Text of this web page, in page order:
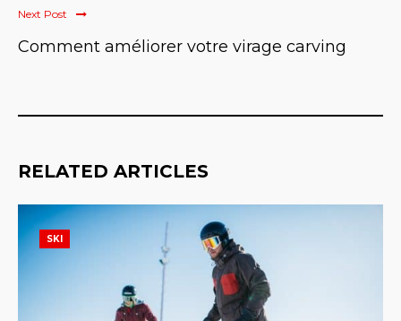
Next Post
Comment améliorer votre virage carving
RELATED ARTICLES
SKI